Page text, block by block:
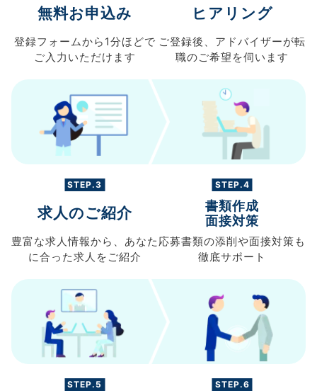
無料お申込み
登録フォームから 1分ほどで
ご入力 いただけます
ヒアリング
ご登録後、 アドバイザーが転
職のご希望を伺います
STEP.3
求人のご紹介
豊富な求人情報から、 あなた
に合った求人を ご紹介
STEP.4
書類作成
面接対策
応募書類の添削や面接対策も
徹底サポート
STEP.5 STEP.6